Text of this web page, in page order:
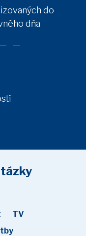
do
dňa
TV